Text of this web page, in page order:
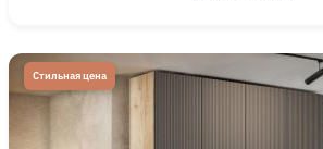
Стильная цена